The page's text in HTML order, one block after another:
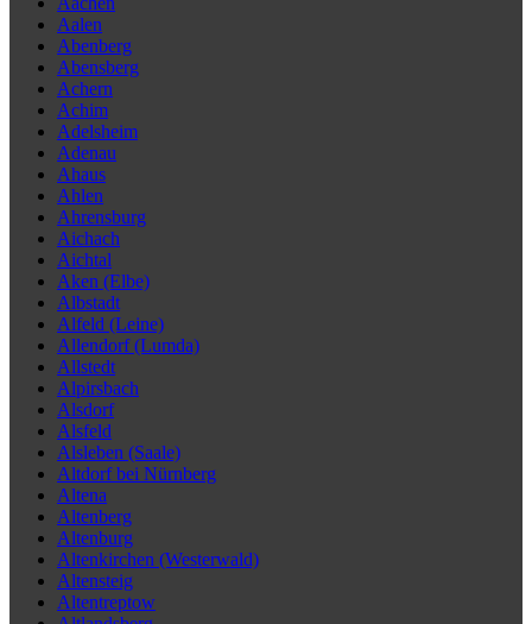
Aalen
Abenberg
Abensberg
Achern
Achim
Adelsheim
Adenau
Ahaus
Ahlen
Ahrensburg
Aichach
Aichtal
Aken (Elbe)
Albstadt
Alfeld (Leine)
Allendorf (Lumda)
Allstedt
Alpirsbach
Alsdorf
Alsfeld
Alsleben (Saale)
Altdorf bei Nürnberg
Altena
Altenberg
Altenburg
Altenkirchen (Westerwald)
Altensteig
Altentreptow